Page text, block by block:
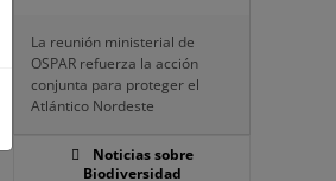
La reunión ministerial de
OSPAR refuerza la acción
conjunta para proteger el
Atlántico Nordeste
Noticias sobre
Biodiversidad